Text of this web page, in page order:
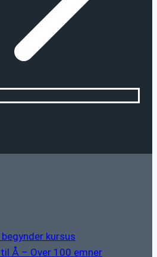
kursus
Å – Over 100 emner